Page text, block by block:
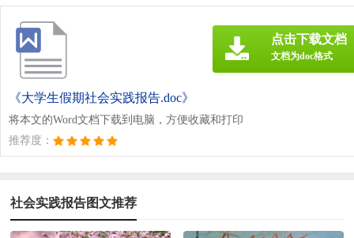
《大学生假期社会实践报告.doc》
将本文的Word文档下载到电脑，方便收藏和打印
推荐度：
点击下载文档
文档为doc格式
社会实践报告图文推荐